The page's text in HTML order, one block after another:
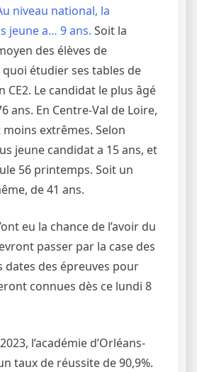
niveau national, la
jeune a… 9 ans. Soit la
des élèves de
étudier ses tables de
Le candidat le plus âgé
ans. En Centre-Val de Loire,
extrêmes. Selon
jeune candidat a 15 ans, et
56 printemps. Soit un
de 41 ans.
eu la chance de l’avoir du
passer par la case des
dates des épreuves pour
connues dès ce lundi 8
l’académie d’Orléans-
taux de réussite de 90,9%.